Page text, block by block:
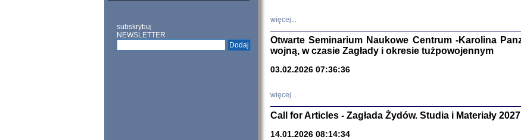
subskrybuj
NEWSLETTER
Zagłada
więcej...
Otwarte Seminarium Naukowe Centrum -Karolina
wojną, w czasie Zagłady i okresie tużpowojennym
03.02.2026 07:36:36
więcej...
Call for Articles - Zagłada Żydów. Studia i Materiały 2027
14.01.2026 08:14:34